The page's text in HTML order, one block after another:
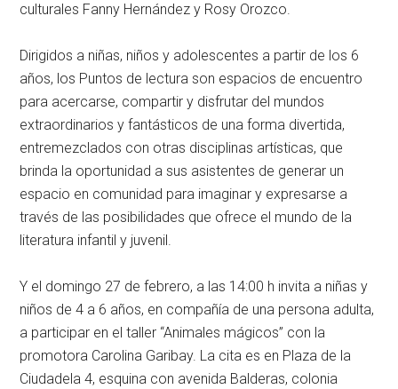
culturales Fanny Hernández y Rosy Orozco.
Dirigidos a niñas, niños y adolescentes a partir de los 6
años, los Puntos de lectura son espacios de encuentro
para acercarse, compartir y disfrutar del mundos
extraordinarios y fantásticos de una forma divertida,
entremezclados con otras disciplinas artísticas, que
brinda la oportunidad a sus asistentes de generar un
espacio en comunidad para imaginar y expresarse a
través de las posibilidades que ofrece el mundo de la
literatura infantil y juvenil.
Y el domingo 27 de febrero, a las 14:00 h invita a niñas y
niños de 4 a 6 años, en compañía de una persona adulta,
a participar en el taller “Animales mágicos” con la
promotora Carolina Garibay. La cita es en Plaza de la
Ciudadela 4, esquina con avenida Balderas, colonia